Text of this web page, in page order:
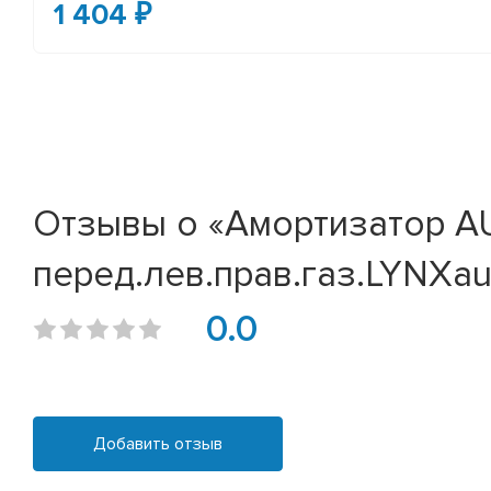
1 404 ₽
Отзывы о «Амортизатор
0.0
Добавить отзыв